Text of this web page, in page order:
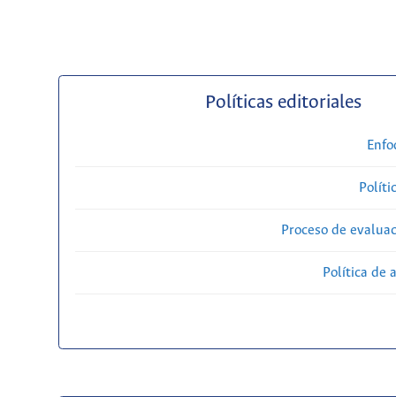
Políticas editoriales
Proceso de
Política de